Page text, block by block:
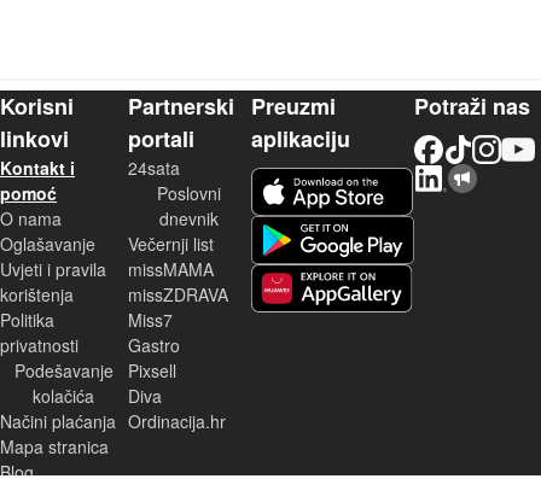
Korisni
linkovi
Kontakt i
pomoć
O nama
Oglašavanje
Uvjeti i pravila
korištenja
Politika
privatnosti
Podešavanje
kolačića
Načini plaćanja
Mapa stranica
Blog
Partnerski
portali
24sata
Poslovni
dnevnik
Večernji list
missMAMA
missZDRAVA
Miss7
Gastro
Pixsell
Diva
Ordinacija.hr
Preuzmi
aplikaciju
Potraži nas